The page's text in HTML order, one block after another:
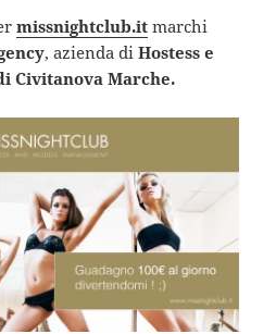
missnightclub.it marchi
, azienda diHostess e
Civitanova Marche.